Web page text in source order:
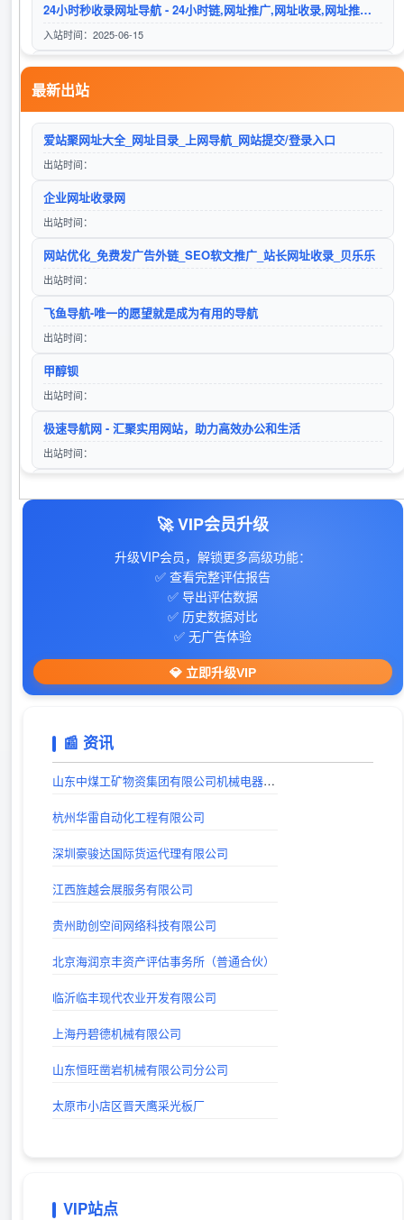
六零导航
柒零导航网
捌零导航
访问站点
24小时秒收录网址导航 - 24小时链,网址推广,网址收录,网址推广,网址登陆,外链,友情链接网
入站时间：2025-06-15
甲醇钡
入站时间：2023-02-15
Google
入站时间：2023-01-16
入站时间：2023-01-17
入站时间：2025-12-01
入站时间：2026-01-11
入站时间：2023-01-16
入站时间：2023-01-16
入站时间：2024-04-26
山东欣烨化工有限公司
入站时间：2025-05-26
最新出站
爱站聚网址大全_网址目录_上网导航_网站提交/登录入口
出站时间：
企业网址收录网
出站时间：
网站优化_免费发广告外链_SEO软文推广_站长网址收录_贝乐乐
出站时间：
飞鱼导航-唯一的愿望就是成为有用的导航
出站时间：
甲醇钡
出站时间：
极速导航网 - 汇聚实用网站，助力高效办公和生活
出站时间：
606导航网_常用网址大全_生活服务_让上网更顺溜
出站时间：
出站时间：
出站时间：
出站时间：
🚀 VIP会员升级
升级VIP会员，解锁更多高级功能：
✅ 查看完整评估报告
✅ 导出评估数据
✅ 历史数据对比
✅ 无广告体验
💎 立即升级VIP
📰 资讯
山东中煤工矿物资集团有限公司机械电器制造分公司
杭州华雷自动化工程有限公司
深圳豪骏达国际货运代理有限公司
江西旌越会展服务有限公司
贵州助创空间网络科技有限公司
北京海润京丰资产评估事务所（普通合伙）
临沂临丰现代农业开发有限公司
上海丹碧德机械有限公司
山东恒旺凿岩机械有限公司分公司
太原市小店区晋天鹰采光板厂
VIP站点